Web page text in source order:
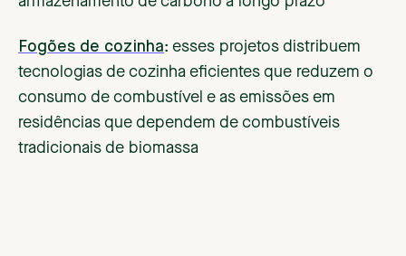
Fogões de cozinha: esses projetos distribuem
tecnologias de cozinha eficientes que reduzem o
consumo de combustível e as emissões em
residências que dependem de combustíveis
tradicionais de biomassa